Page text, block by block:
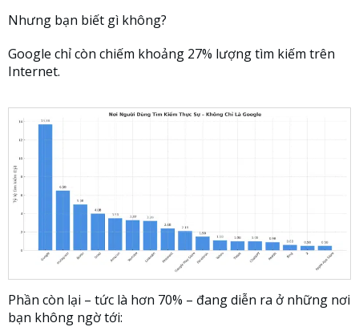
Nhưng bạn biết gì không?
Google chỉ còn chiếm khoảng 27% lượng tìm kiếm trên
Internet.
Phần còn lại – tức là hơn 70% – đang diễn ra ở những nơi
bạn không ngờ tới: